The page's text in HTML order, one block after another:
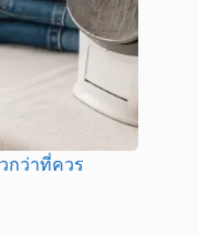
กว่าที่ควร